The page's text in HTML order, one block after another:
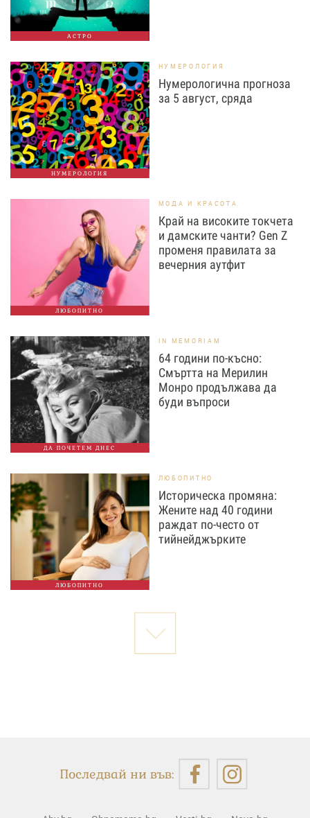
АСТРО
НУМЕРОЛОГИЯ
НУМЕРОЛОГИЯ
Нумерологична прогноза
за 5 август, сряда
ЛЮБОПИТНО
МОДА И КРАСОТА
Край на високите токчета
и дамските чанти? Gen Z
променя правилата за
вечерния аутфит
ДА ПОЧЕТЕМ ДНЕС
IN MEMORIAM
64 години по-късно:
Смъртта на Мерилин
Монро продължава да
буди въпроси
ЛЮБОПИТНО
ЛЮБОПИТНО
Историческа промяна:
Жените над 40 години
раждат по-често от
тийнейджърките
Последвай ни във: